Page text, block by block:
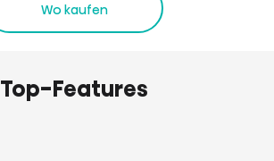
Wo kaufen
Top-Features